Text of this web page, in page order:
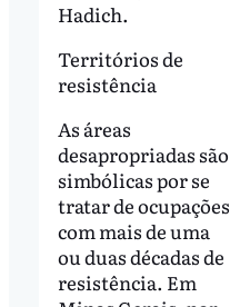
Hadich.
Territórios de
resistência
As áreas
desapropriadas são
simbólicas por se
tratar de ocupações
com mais de uma
ou duas décadas de
resistência. Em